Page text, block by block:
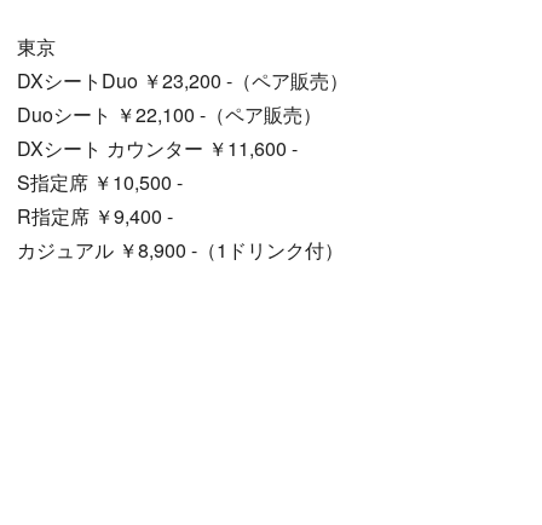
東京
DXシートDuo ￥23,200 -（ペア販売）
Duoシート ￥22,100 -（ペア販売）
DXシート カウンター ￥11,600 -
S指定席 ￥10,500 -
R指定席 ￥9,400 -
カジュアル ￥8,900 -（1ドリンク付）